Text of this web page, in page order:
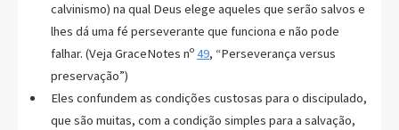
calvinismo) na qual Deus elege aqueles que serão salvos e
lhes dá uma fé perseverante que funciona e não pode
falhar. (Veja GraceNotes nº49, “Perseverança versus
preservação”)
Eles confundem as condições custosas para o discipulado,
que são muitas, com a condição simples para a salvação,